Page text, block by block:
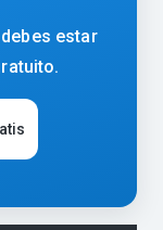
debes estar